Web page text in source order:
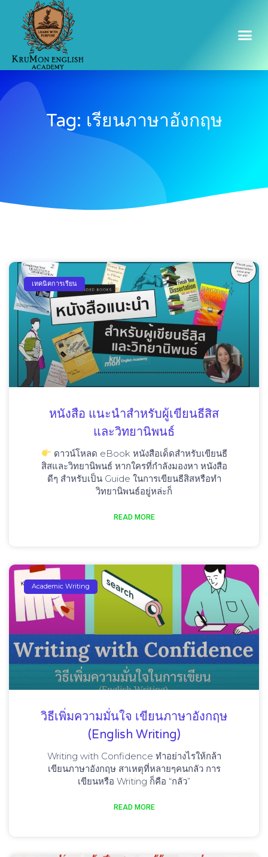
Tag: เรียนภาษาอังกฤษ
เทคนิคการเรียน
หนังสือ แนะนำสำหรับผู้เขียนธีสิส
และวิทยานิพนธ์
ดาวน์โหลด eBook หนังสือเด็ดสำหรับเขียนธี
สิสและวิทยานิพนธ์ หากใครที่กำลังมองหา หนังสือ
ดีๆ สำหรับเป็น Guide ในการเขียนธีสิสหรือทำ
วิทยานิพนธ์อยู่หล่ะก็
READ MORE
Academic Writing
วิธีเพิ่มความมั่นใจ เขียนภาษาอังกฤษ
(English Writing)
Writing with Confidence ทำอย่างไรให้กล้า
เขียนภาษาอังกฤษ สาเหตุที่หลายๆคนกลัว การ
เขียนหรือ Writing ก็คือ “กลัว”
READ MORE